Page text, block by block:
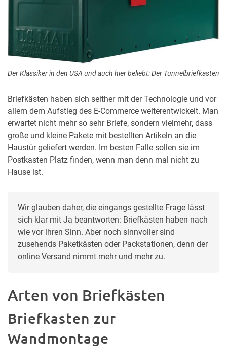
Der Klassiker in den USA und auch hier beliebt: Der Tunnelbriefkasten
Briefkästen haben sich seither mit der Technologie und vor
allem dem Aufstieg des E-Commerce weiterentwickelt. Man
erwartet nicht mehr so sehr Briefe, sondern vielmehr, dass
große und kleine Pakete mit bestellten Artikeln an die
Haustür geliefert werden. Im besten Falle sollen sie im
Postkasten Platz finden, wenn man denn mal nicht zu
Hause ist.
Wir glauben daher, die eingangs gestellte Frage lässt
sich klar mit Ja beantworten: Briefkästen haben nach
wie vor ihren Sinn. Aber noch sinnvoller sind
zusehends Paketkästen oder Packstationen, denn der
online Versand nimmt mehr und mehr zu.
Arten von Briefkästen
Briefkasten zur
Wandmontage